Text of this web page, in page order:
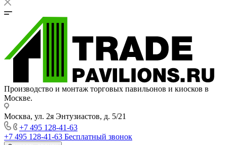
Производство и монтаж торговых павильонов и киосков в
Москве.
Москва, ул. 2я Энтузиастов, д. 5/21
+7 495 128-41-63
+7 495 128-41-63 Бесплатный звонок